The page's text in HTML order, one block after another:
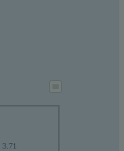
3.71